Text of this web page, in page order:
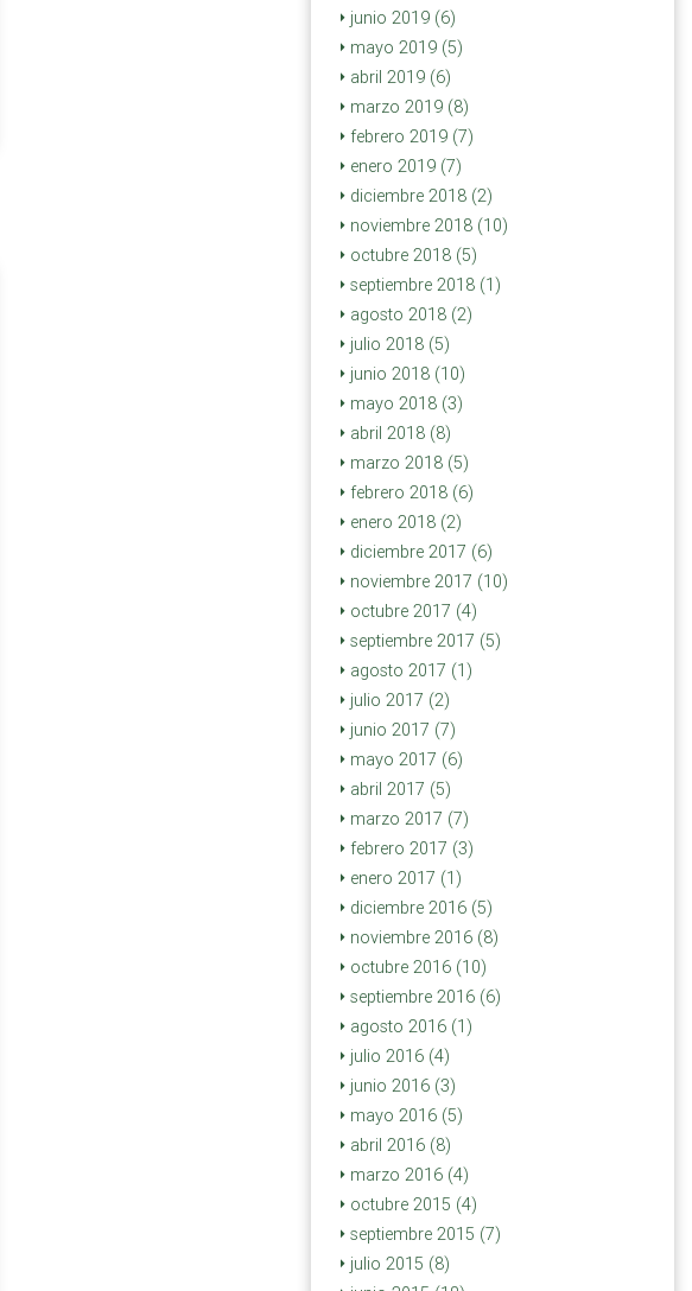
junio 2019 (6)
mayo 2019 (5)
abril 2019 (6)
marzo 2019 (8)
febrero 2019 (7)
enero 2019 (7)
diciembre 2018 (2)
noviembre 2018 (10)
octubre 2018 (5)
septiembre 2018 (1)
agosto 2018 (2)
julio 2018 (5)
junio 2018 (10)
mayo 2018 (3)
abril 2018 (8)
marzo 2018 (5)
febrero 2018 (6)
enero 2018 (2)
diciembre 2017 (6)
noviembre 2017 (10)
octubre 2017 (4)
septiembre 2017 (5)
agosto 2017 (1)
julio 2017 (2)
junio 2017 (7)
mayo 2017 (6)
abril 2017 (5)
marzo 2017 (7)
febrero 2017 (3)
enero 2017 (1)
diciembre 2016 (5)
noviembre 2016 (8)
octubre 2016 (10)
septiembre 2016 (6)
agosto 2016 (1)
julio 2016 (4)
junio 2016 (3)
mayo 2016 (5)
abril 2016 (8)
marzo 2016 (4)
octubre 2015 (4)
septiembre 2015 (7)
julio 2015 (8)